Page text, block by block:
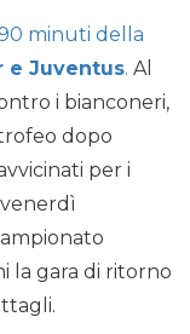
minuti della
e Juventus. Al
i bianconeri,
dopo
per i
la gara di ritorno